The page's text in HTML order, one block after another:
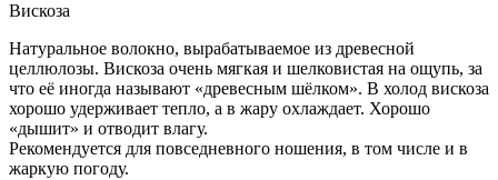
Вискоза
Натуральное волокно, вырабатываемое из древесной
целлюлозы. Вискоза очень мягкая и шелковистая на ощупь, за
что её иногда называют «древесным шёлком». В холод вискоза
хорошо удерживает тепло, а в жару охлаждает. Хорошо
«дышит» и отводит влагу.
Рекомендуется для повседневного ношения, в том числе и в
жаркую погоду.